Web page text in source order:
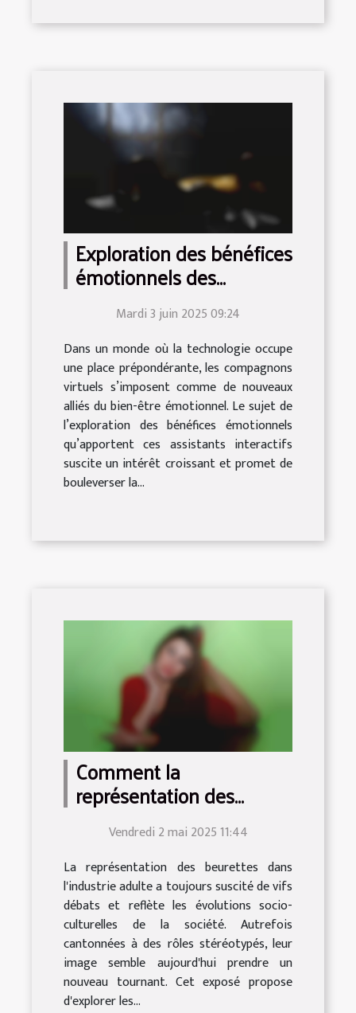
Exploration des bénéfices
émotionnels des
compagnons virtuels
Mardi 3 juin 2025 09:24
Dans un monde où la technologie occupe
une place prépondérante, les compagnons
virtuels s’imposent comme de nouveaux
alliés du bien-être émotionnel. Le sujet de
l’exploration des bénéfices émotionnels
qu’apportent ces assistants interactifs
suscite un intérêt croissant et promet de
bouleverser la...
Comment la
représentation des
beurettes a évolué dans
l'industrie adulte
Vendredi 2 mai 2025 11:44
La représentation des beurettes dans
l'industrie adulte a toujours suscité de vifs
débats et reflète les évolutions socio-
culturelles de la société. Autrefois
cantonnées à des rôles stéréotypés, leur
image semble aujourd'hui prendre un
nouveau tournant. Cet exposé propose
d'explorer les...